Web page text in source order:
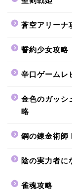
蒼空アリーナ
誓約少女攻略
辛口ゲームレ
金色のガッシ
略
鋼の錬金術師
陰の実力者に
雀魂攻略